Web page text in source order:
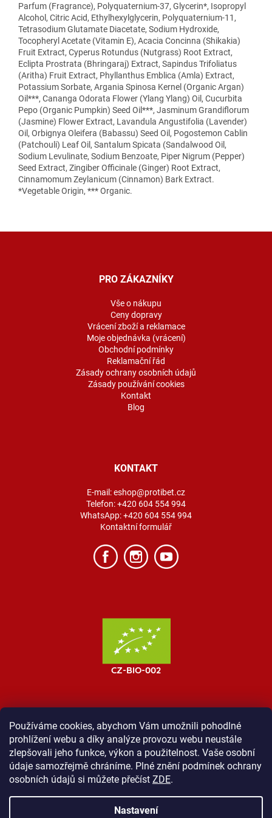
Používáme cookies, abychom Vám umožnili pohodlné
prohlížení webu a díky analýze provozu webu neustále
zlepšovali jeho funkce, výkon a použitelnost. Vaše osobní
údaje samozřejmě chráníme. Plné znění podmínek ochrany
osobních údajů si můžete přečíst ZDE.
Nastavení
Parfum (Fragrance), Polyquaternium-37, Glycerin*, Isopropyl
Alcohol, Citric Acid, Ethylhexylglycerin, Polyquaternium-11,
Tetrasodium Glutamate Diacetate, Sodium Hydroxide,
Tocopheryl Acetate (Vitamin E), Acacia Concinna (Shikakia)
Fruit Extract, Cyperus Rotundus (Nutgrass) Root Extract,
Eclipta Prostrata (Bhringaraj) Extract, Sapindus Trifoliatus
(Aritha) Fruit Extract, Phyllanthus Emblica (Amla) Extract,
Potassium Sorbate, Argania Spinosa Kernel (Organic Argan)
Oil***, Cananga Odorata Flower (Ylang Ylang) Oil, Cucurbita
Pepo (Organic Pumpkin) Seed Oil***, Jasminum Grandiflorum
(Jasmine) Flower Extract, Lavandula Angustifolia (Lavender)
Oil, Orbignya Oleifera (Babassu) Seed Oil, Pogostemon Cablin
(Patchouli) Leaf Oil, Santalum Spicata (Sandalwood Oil,
Sodium Levulinate, Sodium Benzoate, Piper Nigrum (Pepper)
Seed Extract, Zingiber Officinale (Ginger) Root Extract,
Cinnamomum Zeylanicum (Cinnamon) Bark Extract.
*Vegetable Origin, *** Organic.
PRO ZÁKAZNÍKY
Vše o nákupu
Ceny dopravy
Vrácení zboží a reklamace
Moje objednávka (vrácení)
Obchodní podmínky
Reklamační řád
Zásady ochrany osobních údajů
Zásady používání cookies
Kontakt
Blog
KONTAKT
E-mail:eshop@protibet.cz
Telefon:+420 604 554 994
WhatsApp:+420 604 554 994
Kontaktní formulář
MOST ProTibet Vše o nákupu
Obchodní podmínky
Zásady ochrany osobních údajů
Kontakt
Vytvořil Shoptet